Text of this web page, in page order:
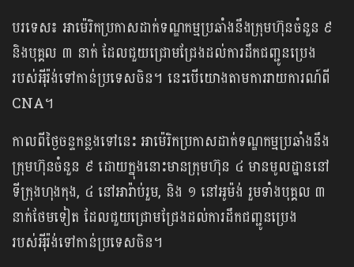
បរទេស៖ អាម៉េរិកប្រកាសដាក់ទណ្ឌកម្មប្រឆាំងនឹងក្រុមហ៊ុនចំនួន ៩​
និងបុគ្គល ៣ នាក់ ដែលជួយជ្រោមជ្រែងដល់ការដឹកជញ្ជូនប្រេង
របស់អុីរ៉ង់ទៅកាន់ប្រទេសចិន។ នេះបើយោងតាមការរាយការណ៍ពី
CNA។
កាលពីថ្ងៃចន្ទកន្លងទៅនេះ អាម៉េរិកប្រកាសដាក់ទណ្ឌកម្មប្រឆាំងនឹង
ក្រុមហ៊ុនចំនួន ៩​ ដោយក្នុងនោះមានក្រុមហ៊ុន ៤ មានមូលដ្ឋាននៅ
ទីក្រុងហុងកុង​, ៤ នៅអារ៉ាប់រួម, និង ១ នៅអូម៉ង់ រួមទាំងបុគ្គល ៣
នាក់ថែមទៀត ដែលជួយជ្រោមជ្រែងដល់ការដឹកជញ្ជូនប្រេង
របស់អុីរ៉ង់ទៅកាន់ប្រទេសចិន។